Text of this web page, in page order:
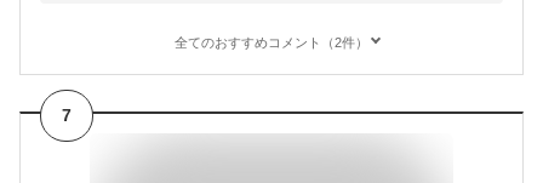
全てのおすすめコメント（2件）
7